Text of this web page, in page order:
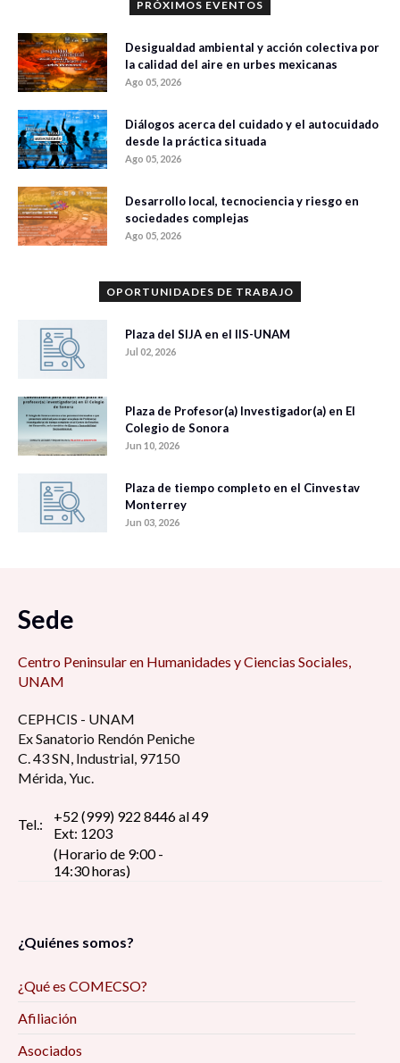
PRÓXIMOS EVENTOS
Desigualdad ambiental y acción colectiva por
la calidad del aire en urbes mexicanas
Ago 05, 2026
Diálogos acerca del cuidado y el autocuidado
desde la práctica situada
Ago 05, 2026
Desarrollo local, tecnociencia y riesgo en
sociedades complejas
Ago 05, 2026
OPORTUNIDADES DE TRABAJO
Plaza del SIJA en el IIS-UNAM
Jul 02, 2026
Plaza de Profesor(a) Investigador(a) en El
Colegio de Sonora
Jun 10, 2026
Plaza de tiempo completo en el Cinvestav
Monterrey
Jun 03, 2026
Sede
Centro Peninsular en Humanidades y Ciencias Sociales,
UNAM
CEPHCIS - UNAM
Ex Sanatorio Rendón Peniche
C. 43 SN, Industrial, 97150
Mérida, Yuc.
Tel.:
+52 (999) 922 8446 al 49
Ext: 1203
(Horario de 9:00 -
14:30 horas)
¿Quiénes somos?
¿Qué es COMECSO?
Afiliación
Asociados